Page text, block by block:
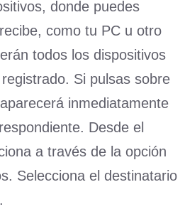
donde puedes
como tu PC u otro
todos los dispositivos
Si pulsas sobre
inmediatamente
Desde el
a través de la opción
Selecciona el destinatario